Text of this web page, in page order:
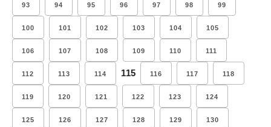
93 94 95 96 97 98 99
100 101 102 103 104 105
106 107 108 109 110 111
112 113 114 115 116 117 118
119 120 121 122 123 124
125 126 127 128 129 130